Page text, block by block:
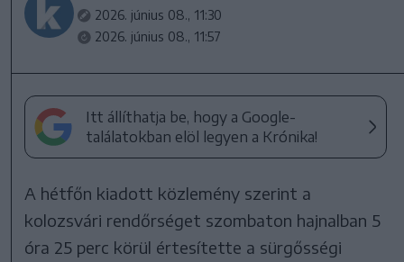
2026. június 08., 11:30
2026. június 08., 11:57
Itt állíthatja be, hogy a Google-
találatokban elöl legyen a Krónika!
A hétfőn kiadott közlemény szerint a
kolozsvári rendőrséget szombaton hajnalban 5
óra 25 perc körül értesítette a sürgősségi